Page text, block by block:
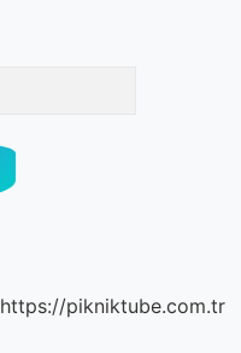
https://pikniktube.com.tr